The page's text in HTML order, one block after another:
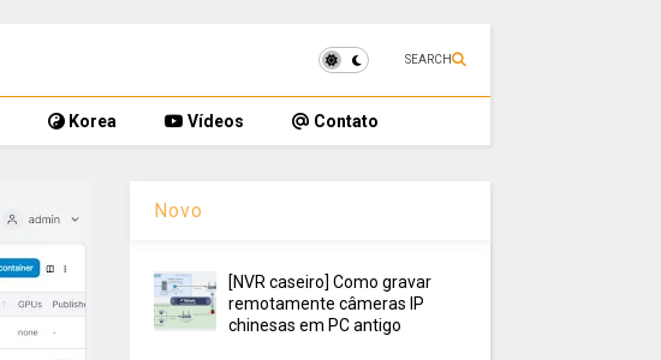
SEARCH
Korea Vídeos Contato
Novo
[NVR caseiro] Como gravar
remotamente câmeras IP
chinesas em PC antigo